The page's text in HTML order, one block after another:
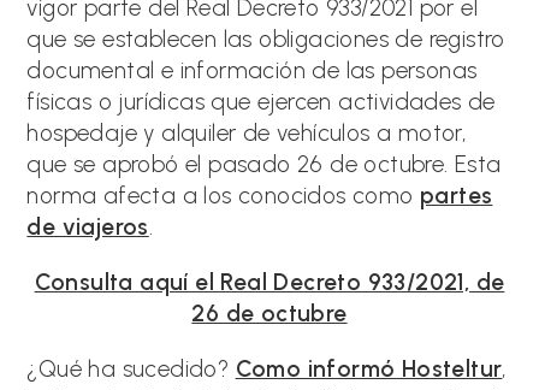
vigor parte del Real Decreto 933/2021 por el
que se establecen las obligaciones de registro
documental e información de las personas
físicas o jurídicas que ejercen actividades de
hospedaje y alquiler de vehículos a motor,
que se aprobó el pasado 26 de octubre. Esta
norma afecta a los conocidos como partes
de viajeros.
Consulta aquí el Real Decreto 933/2021, de
26 de octubre
¿Qué ha sucedido? Como informó Hosteltur,